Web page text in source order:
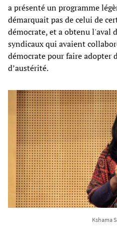
a présenté un programme
démarquait pas de celui de
démocrate, et a obtenu l'aval
syndicaux qui avaient
démocrate pour faire adopter
d’austérité.
Kshama